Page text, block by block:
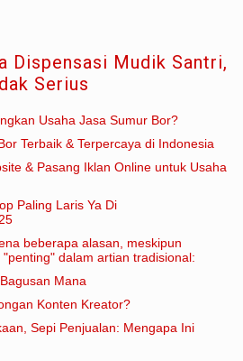
Dispensasi Mudik Santri,
Serius
Usaha Jasa Sumur Bor?
Terbaik & Terpercaya di Indonesia
& Pasang Iklan Online untuk Usaha
Paling Laris Ya Di
beberapa alasan, meskipun
dalam artian tradisional:
Mana
Konten Kreator?
Sepi Penjualan: Mengapa Ini